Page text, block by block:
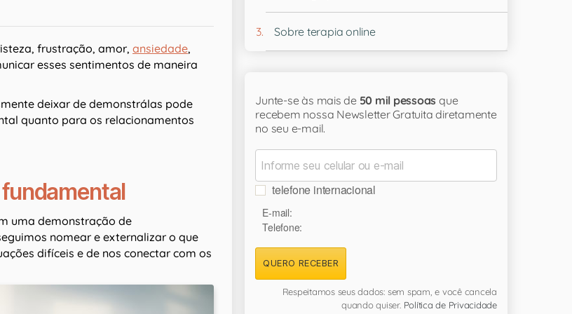
frustração, amor, ansiedade,
esses sentimentos de maneira
deixar de demonstrálas pode
quanto para os relacionamentos
uma demonstração de
nomear e externalizar o que
difíceis e de nos conectar com os
Sobre terapia online
Junte-se às mais de 50 mil pessoas que
recebem nossa Newsletter Gratuita diretamente
no seu e-mail.
telefone internacional
E-mail:
Telefone:
QUERO RECEBER
Respeitamos seus dados: sem spam, e você cancela
quando quiser. Política de Privacidade